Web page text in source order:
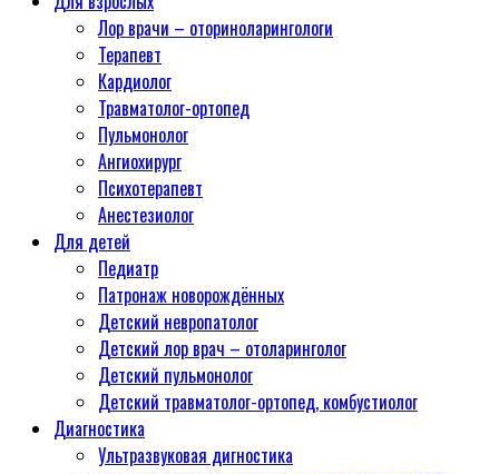
Лор врачи – оториноларингологи
Терапевт
Кардиолог
Травматолог-ортопед
Пульмонолог
Ангиохирург
Психотерапевт
Aнестезиолог
Для детей
Педиатр
Патронаж новорождённых
Детский невропатолог
Детский лор врач – отоларинголог
Детский пульмонолог
Детский травматолог-ортопед, комбустиолог
Диагностика
Ультразвуковая дигностика